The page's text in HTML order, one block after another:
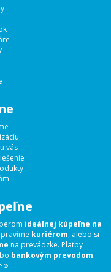
vás
ideálnej kúpeľne na
kuriérom, alebo si
na prevádzke. Platby
bankovým prevodom.